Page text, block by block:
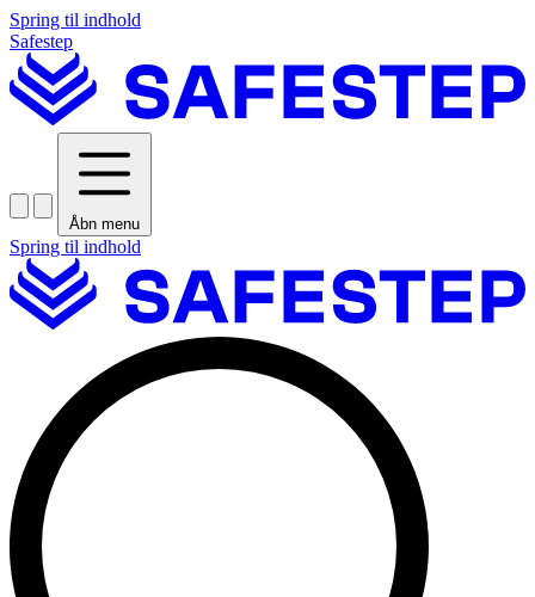
Spring til indhold
Safestep
Åbn menu
Spring til indhold